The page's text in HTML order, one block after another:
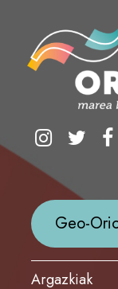
Geo-
Argazkiak